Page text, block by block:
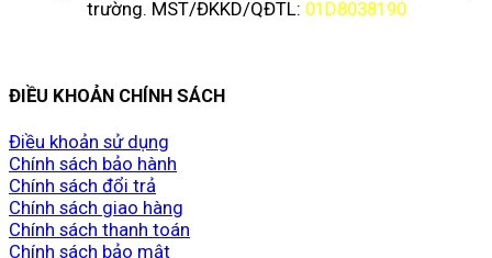
trường. MST/ĐKKD/QĐTL: 01D8038190
ĐIỀU KHOẢN CHÍNH SÁCH
Điều khoản sử dụng
Chính sách bảo hành
Chính sách đổi trả
Chính sách giao hàng
Chính sách thanh toán
Chính sách bảo mật